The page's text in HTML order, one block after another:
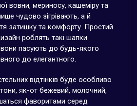
вовни, мериносу, кашеміру та
чудово зігрівають, а й
затишку та комфорту. Простий
роблять такі шапки
пасують до будь-якого
до елегантного.
відтінків буде особливо
як-от бежевий, молочний,
фаворитами серед